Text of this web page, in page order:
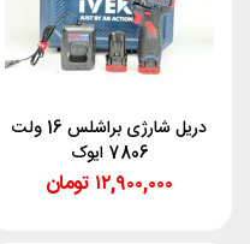
دریل شارژی براشلس 16 ولت
7806 ایوک
تومان ۱۲,۹۰۰,۰۰۰